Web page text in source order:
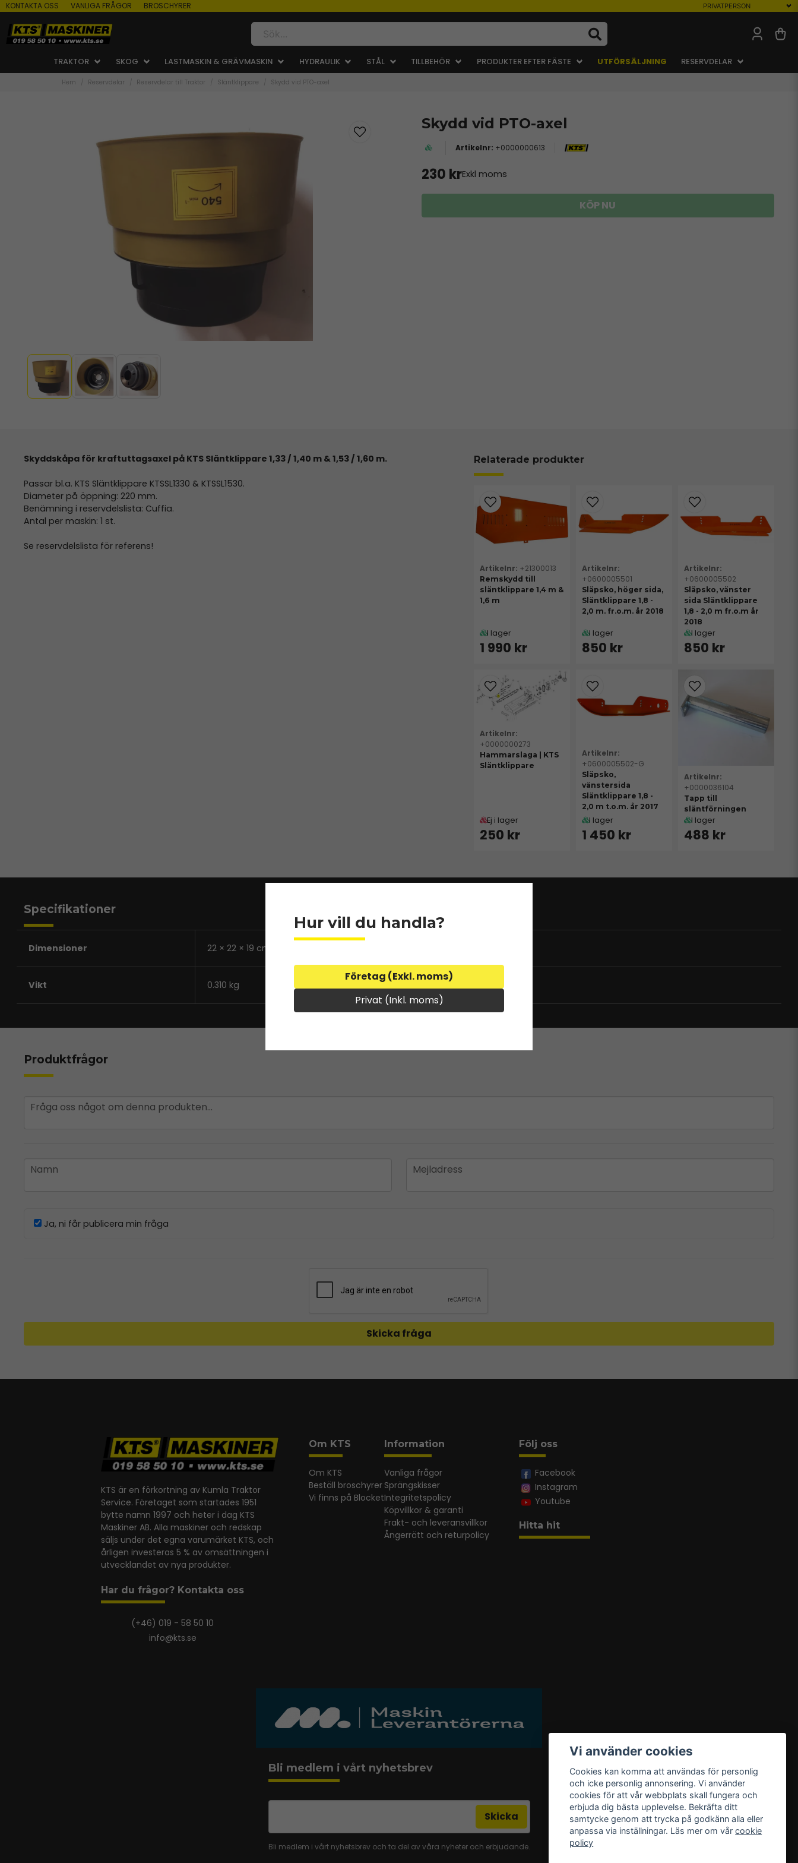
KONTAKTA OSS VANLIGA FRÅGOR BROSCHYRER
TRAKTOR SKOG LASTMASKIN & GRÄVMASKIN HYDRAULIK STÅL TILLBEHÖR PRODUKTER EFTER FÄSTE UTFÖRSÄLJNING RESERVDELAR
Hem Reservdelar Reservdelar till Traktor Släntklippare Skydd vid PTO-axel
Skydd vid PTO-axel
+0000000613
230 krExkl moms
KÖP NU
Skyddskåpa för kraftuttagsaxel på KTS Släntklippare 1,33 / 1,40 m & 1,53 / 1,60 m.
Passar bl.a. KTS Släntklippare KTSSL1330 & KTSSL1530.
Diameter på öppning: 220 mm.
Benämning i reservdelslista: Cuffia.
Antal per maskin: 1 st.
Se reservdelslista för referens!
Relaterade produkter
+21300013
Remskydd till
släntklippare 1,4 m &
1,6 m
I lager
1 990 kr
+0600005501
Släpsko, höger sida,
Släntklippare 1,8 -
2,0 m. fr.o.m. år 2018
I lager
850 kr
+0600005502
Släpsko, vänster
sida Släntklippare
1,8 - 2,0 m fr.o.m år
2018
I lager
850 kr
+0000000273
Hammarslaga | KTS
Släntklippare
Ej i lager
250 kr
+0600005502-G
Släpsko,
vänstersida
Släntklippare 1,8 -
2,0 m t.o.m. år 2017
I lager
1 450 kr
+0000036104
Tapp till
släntförningen
I lager
488 kr
Specifikationer
Dimensioner 22 × 22 × 19 cm
Vikt 0.310 kg
Produktfrågor
question
Fråga oss något om denna produkten...
name
Namn email
Mejladress
Ja, ni får publicera min fråga
Skicka fråga
Hur vill du handla?
Företag (Exkl. moms)
Privat (Inkl. moms)
KTS är en förkortning av Kumla Traktor
Service. Företaget som startades 1951
bytte namn 1997 och heter i dag KTS
Maskiner AB. Alla maskiner och redskap
säljs under det egna varumärket KTS, och
årligen investeras 5 % av omsättningen i
utvecklandet av nya produkter.
Har du frågor? Kontakta oss
(+46) 019 - 58 50 10
info@kts.se
Om KTS
Om KTS
Beställ broschyrer
Vi finns på Blocket
Information
Vanliga frågor
Sprängskisser
Integritetspolicy
Köpvillkor & garanti
Frakt- och leveransvillkor
Ångerrätt och returpolicy
Följ oss
Facebook
Instagram
Youtube
Hitta hit
Bli medlem i vårt nyhetsbrev
email
Skicka
Bli medlem i vårt nyhetsbrev och ta del av våra nyheter och erbjudande.
Vi använder cookies
Cookies kan komma att användas för personlig
och icke personlig annonsering. Vi använder
cookies för att vår webbplats skall fungera och
erbjuda dig bästa upplevelse. Bekräfta ditt
samtycke genom att trycka på godkänn alla eller
anpassa via inställningar. Läs mer om vårcookie
policy